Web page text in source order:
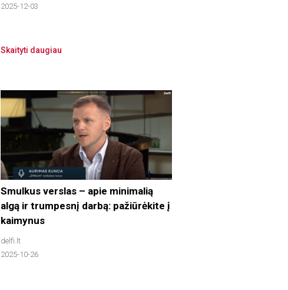
2025-12-03
Skaityti daugiau
Smulkus verslas – apie minimalią
algą ir trumpesnį darbą: pažiūrėkite į
kaimynus
delfi.lt
2025-10-26